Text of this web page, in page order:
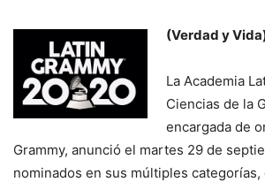
(Verdad y
La Academia
Ciencias de la
encargada de
Grammy, anunció el martes 29 de
nominados en sus múltiples categorías,